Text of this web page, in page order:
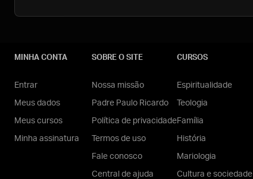
MINHA CONTA
Entrar
Meus dados
Meus cursos
Minha assinatura
SOBRE O SITE
Nossa missão
Padre Paulo Ricardo
Política de privacidade
Termos de uso
Fale conosco
Central de ajuda
CURSOS
Espiritualidade
Teologia
Família
História
Mariologia
Cultura e sociedade